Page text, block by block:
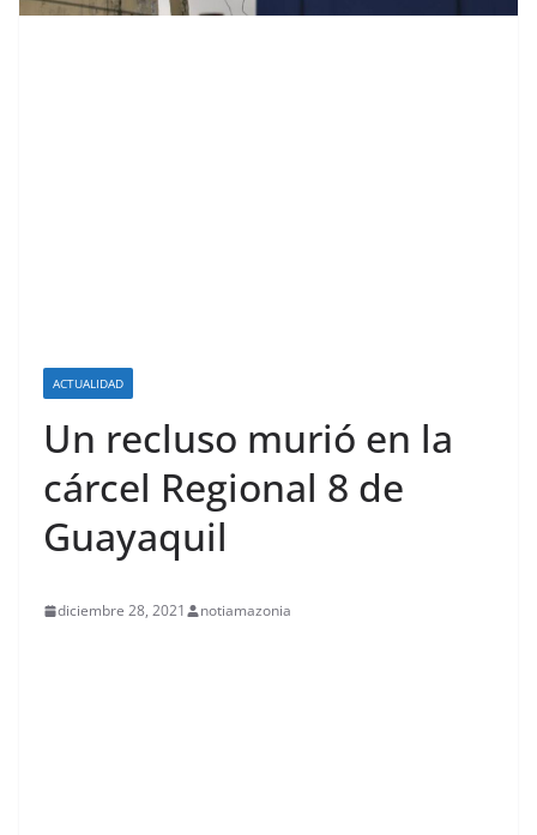
ACTUALIDAD
Un recluso murió en la
cárcel Regional 8 de
Guayaquil
diciembre 28, 2021 notiamazonia